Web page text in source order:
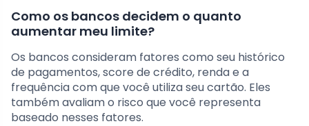
Como os bancos decidem o quanto
aumentar meu limite?
Os bancos consideram fatores como seu histórico
de pagamentos, score de crédito, renda e a
frequência com que você utiliza seu cartão. Eles
também avaliam o risco que você representa
baseado nesses fatores.